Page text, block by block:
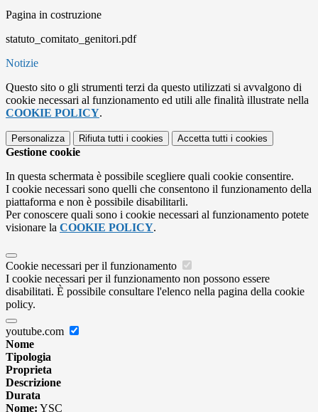
Pagina in costruzione
statuto_comitato_genitori.pdf
Notizie
Questo sito o gli strumenti terzi da questo utilizzati si avvalgono di
cookie necessari al funzionamento ed utili alle finalità illustrate nella
COOKIE POLICY.
Personalizza Rifiuta tutti i cookies Accetta tutti i cookies
Gestione cookie
In questa schermata è possibile scegliere quali cookie consentire.
I cookie necessari sono quelli che consentono il funzionamento della
piattaforma e non è possibile disabilitarli.
Per conoscere quali sono i cookie necessari al funzionamento potete
visionare la COOKIE POLICY.
Cookie necessari per il funzionamento
I cookie necessari per il funzionamento non possono essere
disabilitati. È possibile consultare l'elenco nella pagina della cookie
policy.
youtube.com
Nome
Tipologia
Proprieta
Descrizione
Durata
Nome: YSC